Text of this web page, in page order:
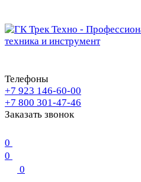
Телефоны
+7 923 146-60-00
+7 800 301-47-46
Заказать звонок
0
0
0